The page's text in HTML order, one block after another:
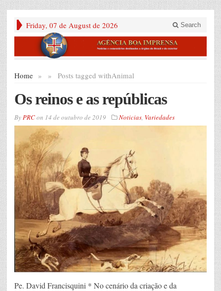
Friday, 07 de August de 2026 Search
Home » Posts tagged with
» Animal
Os reinos e as repúblicas
ByPRCon 14 de outubro de 2019 Noticias, Variedades
Pe. David Francisquini * No cenário da criação e da